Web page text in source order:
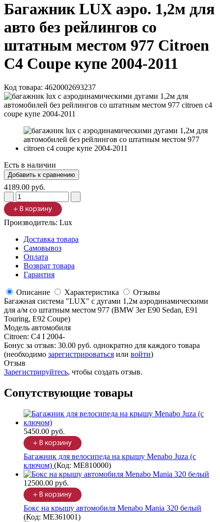
Багажник LUX аэро. 1,2м для
авто без рейлингов со
штатным местом 977 Citroen
С4 Coupe купе 2004-2011
Код товара: 4620002693237
Есть в наличии
4189.00 руб.
Производитель: Lux
Доставка товара
Самовывоз
Оплата
Возврат товара
Гарантия
Описание Характеристика
Отзывы
Багажная система "LUX" с дугами 1,2м аэродинамическими
для а/м со штатным местом 977 (BMW 3er E90 Sedan, E91
Touring, E92 Coupe)
Модель автомобиля
Citroen: C4 I 2004-
Бонус за отзыв: 30.00 руб. однократно для каждого товара
(необходимо зарегистрироваться или войти)
Отзыв
Зарегистрируйтесь, чтобы создать отзыв.
Сопутствующие товары
5450.00 руб.
Багажник для велосипеда на крышу Menabo Juza (с
ключом) (Код: ME810000)
12500.00 руб.
Бокс на крышу автомобиля Menabo Mania 320 белый
(Код: ME361001)